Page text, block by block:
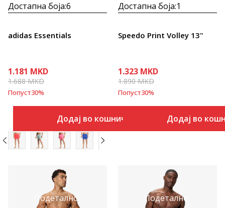
Достапна боја:6
adidas Essentials
1.181 MKD
1.688MKD
Попуст30%
Додај во кошничка
Достапна боја:1
Speedo Print Volley 13"
1.323 MKD
1.890MKD
Попуст30%
Додај во
Подетално
Подетално